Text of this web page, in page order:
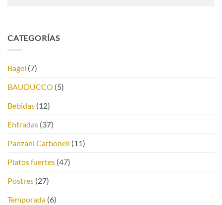
CATEGORÍAS
Bagel (7)
BAUDUCCO (5)
Bebidas (12)
Entradas (37)
Panzani Carbonell (11)
Platos fuertes (47)
Postres (27)
Temporada (6)